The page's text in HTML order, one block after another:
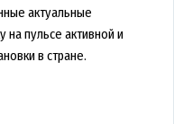
актуальные
пульсе активной и
в стране.